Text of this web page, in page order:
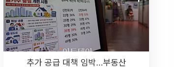
추가 공급 대책 임박…부동산